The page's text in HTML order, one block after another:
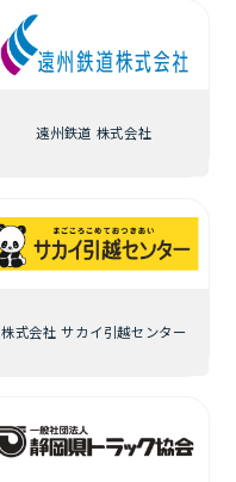
遠州鉄道 株式会社
株式会社 サカイ引越センター